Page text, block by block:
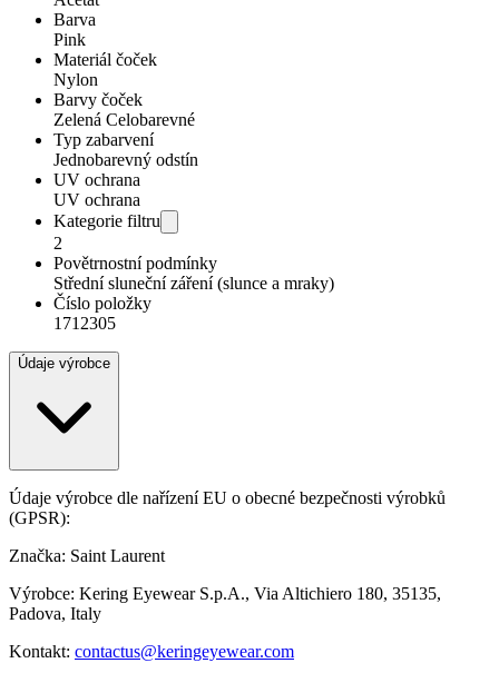
Barva
Pink
Materiál čoček
Nylon
Barvy čoček
Zelená Celobarevné
Typ zabarvení
Jednobarevný odstín
UV ochrana
UV ochrana
Kategorie filtru
2
Povětrnostní podmínky
Střední sluneční záření (slunce a mraky)
Číslo položky
1712305
Údaje výrobce
Údaje výrobce dle nařízení EU o obecné bezpečnosti výrobků
(GPSR):
Značka: Saint Laurent
Výrobce: Kering Eyewear S.p.A., Via Altichiero 180, 35135,
Padova, Italy
Kontakt: contactus@keringeyewear.com